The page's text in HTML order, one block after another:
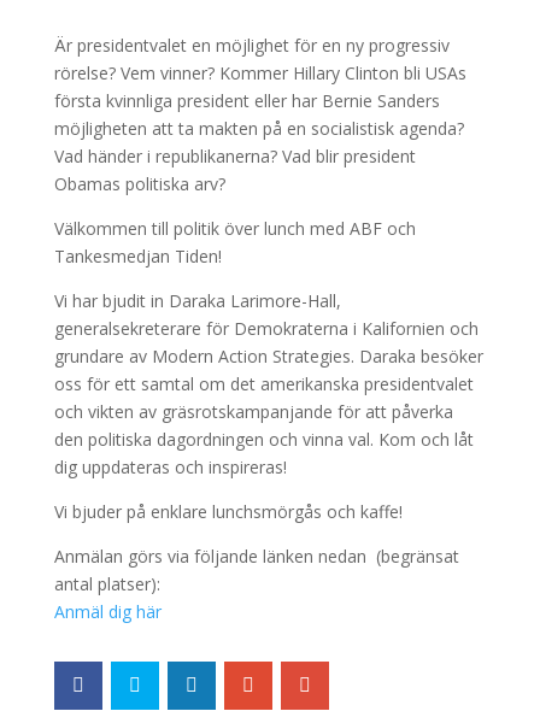
Är presidentvalet en möjlighet för en ny progressiv
rörelse? Vem vinner? Kommer Hillary Clinton bli USAs
första kvinnliga president eller har Bernie Sanders
möjligheten att ta makten på en socialistisk agenda?
Vad händer i republikanerna? Vad blir president
Obamas politiska arv?
Välkommen till politik över lunch med ABF och
Tankesmedjan Tiden!
Vi har bjudit in Daraka Larimore-Hall,
generalsekreterare för Demokraterna i Kalifornien och
grundare av Modern Action Strategies. Daraka besöker
oss för ett samtal om det amerikanska presidentvalet
och vikten av gräsrotskampanjande för att påverka
den politiska dagordningen och vinna val. Kom och låt
dig uppdateras och inspireras!
Vi bjuder på enklare lunchsmörgås och kaffe!
Anmälan görs via följande länken nedan (begränsat
antal platser):
Anmäl dig här